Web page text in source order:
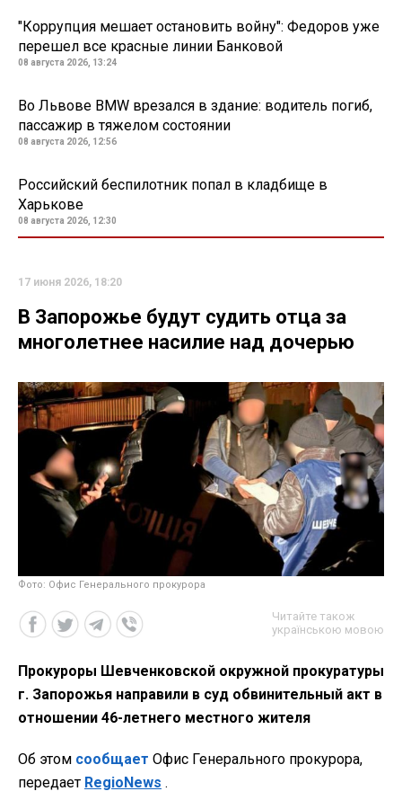
"Коррупция мешает остановить войну": Федоров уже
перешел все красные линии Банковой
08 августа 2026, 13:24
Во Львове BMW врезался в здание: водитель погиб,
пассажир в тяжелом состоянии
08 августа 2026, 12:56
Российский беспилотник попал в кладбище в
Харькове
08 августа 2026, 12:30
17 июня 2026, 18:20
В Запорожье будут судить отца за
многолетнее насилие над дочерью
Фото: Офис Генерального прокурора
Читайте також
українською мовою
Прокуроры Шевченковской окружной прокуратуры
г. Запорожья направили в суд обвинительный акт в
отношении 46-летнего местного жителя
Об этом сообщает Офис Генерального прокурора,
передает RegioNews .